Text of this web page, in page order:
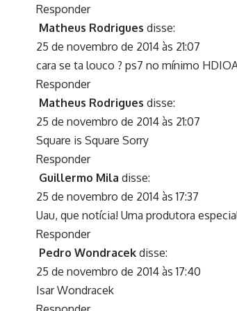
Responder
Matheus Rodrigues disse:
25 de novembro de 2014 às 21:07
cara se ta louco ? ps7 no mínimo
Responder
Matheus Rodrigues disse:
25 de novembro de 2014 às 21:07
Square is Square Sorry
Responder
Guillermo Mila disse:
25 de novembro de 2014 às 17:37
Uau, que notícia! Uma produtora
Responder
Pedro Wondracek disse:
25 de novembro de 2014 às 17:40
Isar Wondracek